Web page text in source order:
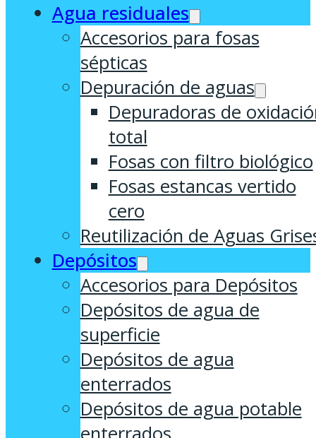
Agua residuales
Accesorios para fosas
sépticas
Depuración de aguas
Depuradoras de
total
Fosas con filtro biológico
Fosas estancas vertido
cero
Reutilización de Aguas
Depósitos
Accesorios para Depósitos
Depósitos de agua de
superficie
Depósitos de agua
enterrados
Depósitos de agua potable